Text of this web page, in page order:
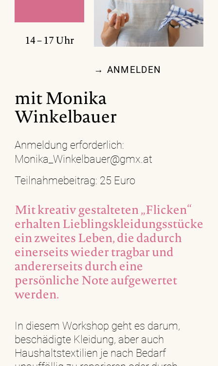
14 – 17 Uhr
→ ANMELDEN
mit Monika
Winkelbauer
Anmeldung erforderlich:
Monika_Winkelbauer@gmx.at
Teilnahmebeitrag: 25 Euro
Mit kreativ gestalteten „Flicken“
erhalten Lieblingskleidungsstücke
ein zweites Leben, die dadurch
einerseits wieder tragbar und
andererseits durch eine
persönliche Note aufgewertet
werden.
In diesem Workshop geht es darum,
beschädigte Kleidung, aber auch
Haushaltstextilien je nach Bedarf